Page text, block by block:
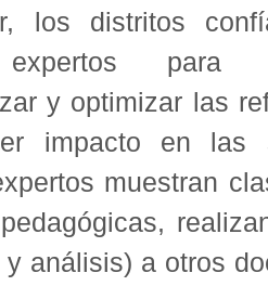
los distritos
para
y optimizar las
impacto en
muestran
y análisis) a otros